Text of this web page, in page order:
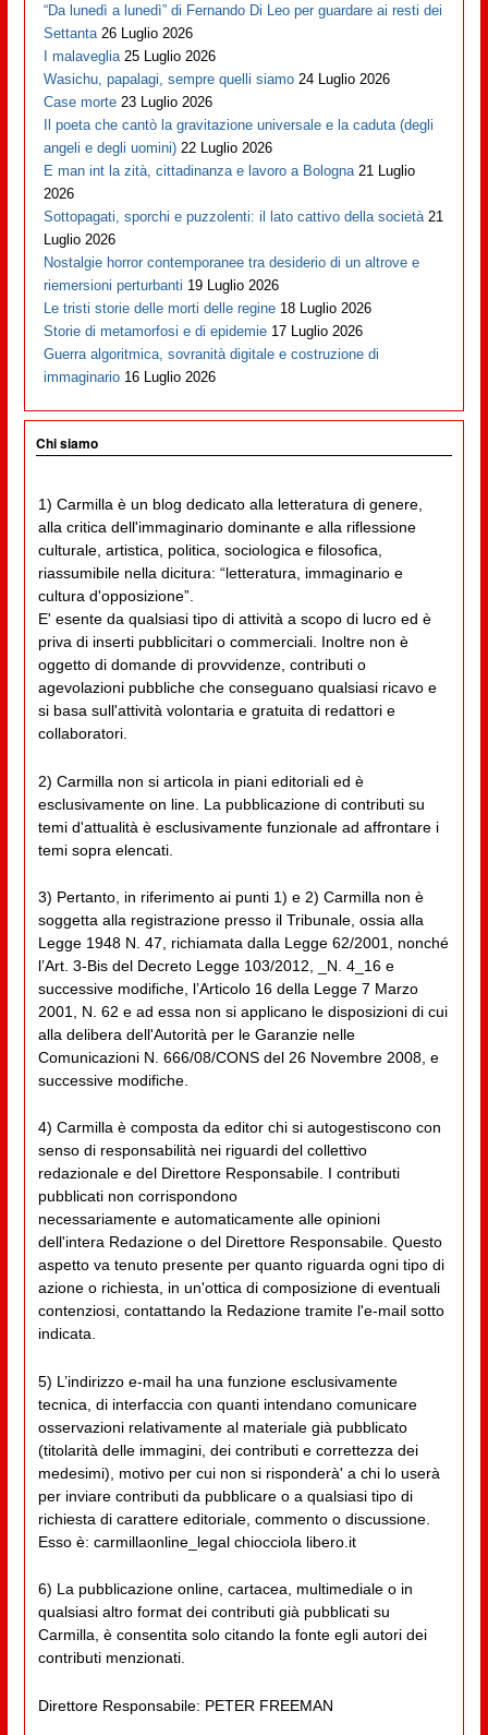
“Da lunedì a lunedì” di Fernando Di Leo per guardare ai resti dei
Settanta 26 Luglio 2026
I malaveglia 25 Luglio 2026
Wasichu, papalagi, sempre quelli siamo 24 Luglio 2026
Case morte 23 Luglio 2026
Il poeta che cantò la gravitazione universale e la caduta (degli
angeli e degli uomini) 22 Luglio 2026
E man int la zità, cittadinanza e lavoro a Bologna 21 Luglio
2026
Sottopagati, sporchi e puzzolenti: il lato cattivo della società 21
Luglio 2026
Nostalgie horror contemporanee tra desiderio di un altrove e
riemersioni perturbanti 19 Luglio 2026
Le tristi storie delle morti delle regine 18 Luglio 2026
Storie di metamorfosi e di epidemie 17 Luglio 2026
Guerra algoritmica, sovranità digitale e costruzione di
immaginario 16 Luglio 2026
Chi siamo
1) Carmilla è un blog dedicato alla letteratura di genere,
alla critica dell'immaginario dominante e alla riflessione
culturale, artistica, politica, sociologica e filosofica,
riassumibile nella dicitura: “letteratura, immaginario e
cultura d'opposizione”.
E' esente da qualsiasi tipo di attività a scopo di lucro ed è
priva di inserti pubblicitari o commerciali. Inoltre non è
oggetto di domande di provvidenze, contributi o
agevolazioni pubbliche che conseguano qualsiasi ricavo e
si basa sull'attività volontaria e gratuita di redattori e
collaboratori.
2) Carmilla non si articola in piani editoriali ed è
esclusivamente on line. La pubblicazione di contributi su
temi d'attualità è esclusivamente funzionale ad affrontare i
temi sopra elencati.
3) Pertanto, in riferimento ai punti 1) e 2) Carmilla non è
soggetta alla registrazione presso il Tribunale, ossia alla
Legge 1948 N. 47, richiamata dalla Legge 62/2001, nonché
l’Art. 3-Bis del Decreto Legge 103/2012, _N. 4_16 e
successive modifiche, l’Articolo 16 della Legge 7 Marzo
2001, N. 62 e ad essa non si applicano le disposizioni di cui
alla delibera dell'Autorità per le Garanzie nelle
Comunicazioni N. 666/08/CONS del 26 Novembre 2008, e
successive modifiche.
4) Carmilla è composta da editor chi si autogestiscono con
senso di responsabilità nei riguardi del collettivo
redazionale e del Direttore Responsabile. I contributi
pubblicati non corrispondono
necessariamente e automaticamente alle opinioni
dell'intera Redazione o del Direttore Responsabile. Questo
aspetto va tenuto presente per quanto riguarda ogni tipo di
azione o richiesta, in un'ottica di composizione di eventuali
contenziosi, contattando la Redazione tramite l'e-mail sotto
indicata.
5) L’indirizzo e-mail ha una funzione esclusivamente
tecnica, di interfaccia con quanti intendano comunicare
osservazioni relativamente al materiale già pubblicato
(titolarità delle immagini, dei contributi e correttezza dei
medesimi), motivo per cui non si risponderà' a chi lo userà
per inviare contributi da pubblicare o a qualsiasi tipo di
richiesta di carattere editoriale, commento o discussione.
Esso è: carmillaonline_legal chiocciola libero.it
6) La pubblicazione online, cartacea, multimediale o in
qualsiasi altro format dei contributi già pubblicati su
Carmilla, è consentita solo citando la fonte egli autori dei
contributi menzionati.
Direttore Responsabile: PETER FREEMAN